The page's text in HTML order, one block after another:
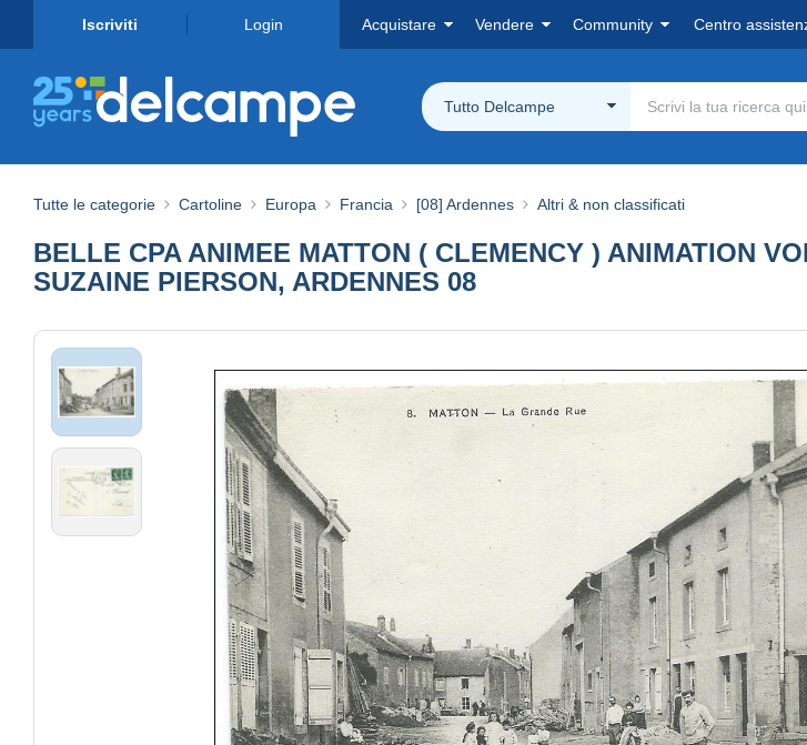
Iscriviti Login Acquistare Vendere Community Centro
Tutto Delcampe
Tutte le categorie Cartoline Europa Francia [08] Ardennes Altri & non classificati
BELLE CPA ANIMEE MATTON ( CLEMENCY ) ANIMATION
SUZAINE PIERSON, ARDENNES 08